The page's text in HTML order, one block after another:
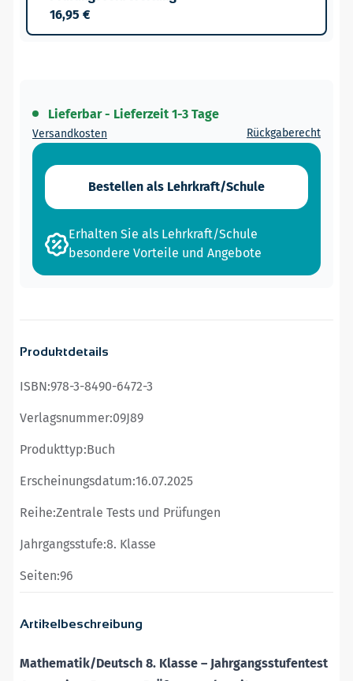
16,95 €
Lieferbar - Lieferzeit 1-3 Tage
Versandkosten Rückgaberecht
Bestellen als Lehrkraft/Schule
Erhalten Sie als Lehrkraft/Schule
besondere Vorteile und Angebote
Artikelbeschreibung
Mathematik/Deutsch 8. Klasse – Jahrgangsstufentest
Produktdetails
ISBN:978-3-8490-6472-3
Verlagsnummer:09J89
Produkttyp:Buch
Erscheinungsdatum:16.07.2025
Reihe:Zentrale Tests und Prüfungen
Jahrgangsstufe:8. Klasse
Seiten:96